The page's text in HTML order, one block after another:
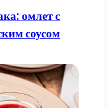
омлет с
соусом